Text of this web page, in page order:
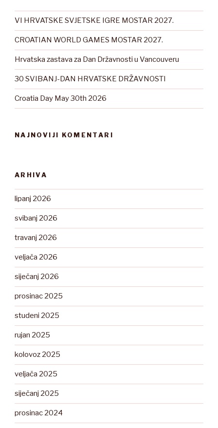
VI HRVATSKE SVJETSKE IGRE MOSTAR 2027.
CROATIAN WORLD GAMES MOSTAR 2027.
Hrvatska zastava za Dan Državnosti u Vancouveru
30 SVIBANJ-DAN HRVATSKE DRŽAVNOSTI
Croatia Day May 30th 2026
NAJNOVIJI KOMENTARI
ARHIVA
lipanj 2026
svibanj 2026
travanj 2026
veljača 2026
siječanj 2026
prosinac 2025
studeni 2025
rujan 2025
kolovoz 2025
veljača 2025
siječanj 2025
prosinac 2024